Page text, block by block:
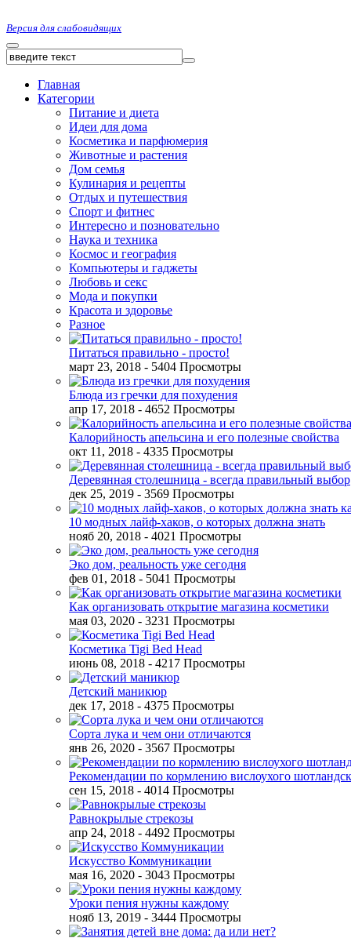
Версия для слабовидящих
Главная
Категории
Питание и диета
Идеи для дома
Косметика и парфюмерия
Животные и растения
Дом семья
Кулинария и рецепты
Отдых и путешествия
Спорт и фитнес
Интересно и позновательно
Наука и техника
Космос и география
Компьютеры и гаджеты
Любовь и секс
Мода и покупки
Красота и здоровье
Разное
Питаться правильно - просто!
март 23, 2018 - 5404 Просмотры
Блюда из гречки для похудения
апр 17, 2018 - 4652 Просмотры
Калорийность апельсина и его полезные свойства
окт 11, 2018 - 4335 Просмотры
Деревянная столешница - всегда правильный выбор
дек 25, 2019 - 3569 Просмотры
10 модных лайф-хаков, о которых должна знать
нояб 20, 2018 - 4021 Просмотры
Эко дом, реальность уже сегодня
фев 01, 2018 - 5041 Просмотры
Как организовать открытие магазина косметики
мая 03, 2020 - 3231 Просмотры
Косметика Tigi Bed Head
июнь 08, 2018 - 4217 Просмотры
Детский маникюр
дек 17, 2018 - 4375 Просмотры
Сорта лука и чем они отличаются
янв 26, 2020 - 3567 Просмотры
Рекомендации по кормлению вислоухого
сен 15, 2018 - 4014 Просмотры
Равнокрылые стрекозы
апр 24, 2018 - 4492 Просмотры
Искусство Коммуникации
мая 16, 2020 - 3043 Просмотры
Уроки пения нужны каждому
нояб 13, 2019 - 3444 Просмотры